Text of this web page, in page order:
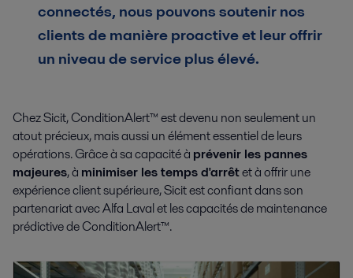
connectés, nous pouvons soutenir nos
clients de manière proactive et leur offrir
un niveau de service plus élevé.
Chez Sicit, ConditionAlert™ est devenu non seulement un
atout précieux, mais aussi un élément essentiel de leurs
opérations. Grâce à sa capacité à prévenir les pannes
majeures, à minimiser les temps d'arrêtet à offrir une
expérience client supérieure, Sicit est confiant dans son
partenariat avec Alfa Laval et les capacités de maintenance
prédictive de ConditionAlert™.